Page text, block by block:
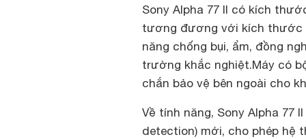
Sony Alpha 77 II có kích
tương đương với kích thước
năng chống bụi, ẩm, đồng
trường khắc nghiệt.Máy có
chắn bảo vệ bên ngoài cho
Về tính năng, Sony Alpha 77
detection) mới, cho phép hệ